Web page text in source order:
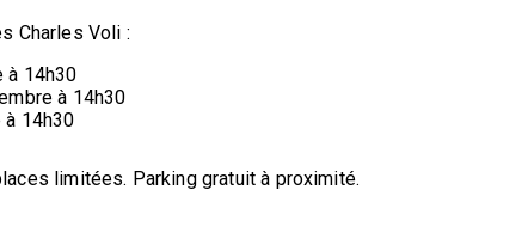
Charles Voli :
à 14h30
à 14h30
14h30
limitées. Parking gratuit à proximité.